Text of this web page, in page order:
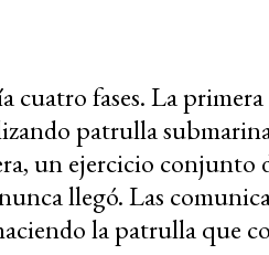
cuatro fases. La
patrulla
un ejercicio
llegó. Las
la patrulla que